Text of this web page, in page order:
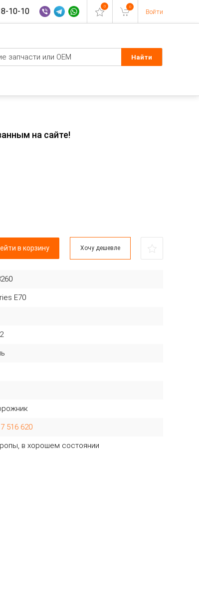
10-10 0 0
Войти
на сайте!
в корзину Хочу дешевле
E70
516 620
в хорошем состоянии